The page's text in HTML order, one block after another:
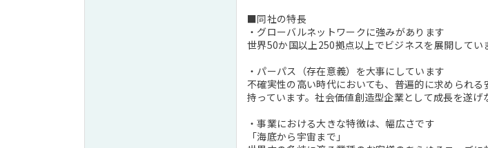
■同社の特長
・グローバルネットワークに強みがあります
世界50か国以上250拠点以上でビジネスを展開してい
・パーパス（存在意義）を大事にしています
不確実性の高い時代においても、普遍的に求められ
持っています。社会価値創造型企業として成長を遂
・事業における大きな特徴は、幅広さです
「海底から宇宙まで」